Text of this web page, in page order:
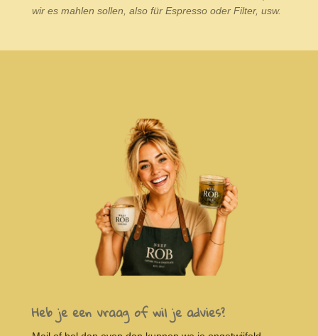
wir es mahlen sollen, also für Espresso oder Filter, usw.
Heb je een vraag of wil je advies?